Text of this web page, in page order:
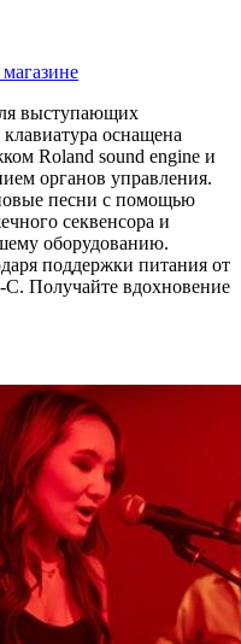
выступающих
оснащена
Roland sound engine и
органов управления.
песни с помощью
секвенсора и
оборудованию.
поддержки питания от
C. Получайте вдохновение